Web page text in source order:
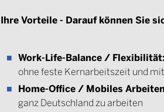
Ihre Vorteile - Darauf können Sie
Work-Life-Balance / Flexibilität:
ohne feste Kernarbeitszeit und
Home-Office / Mobiles
ganz Deutschland zu arbeiten